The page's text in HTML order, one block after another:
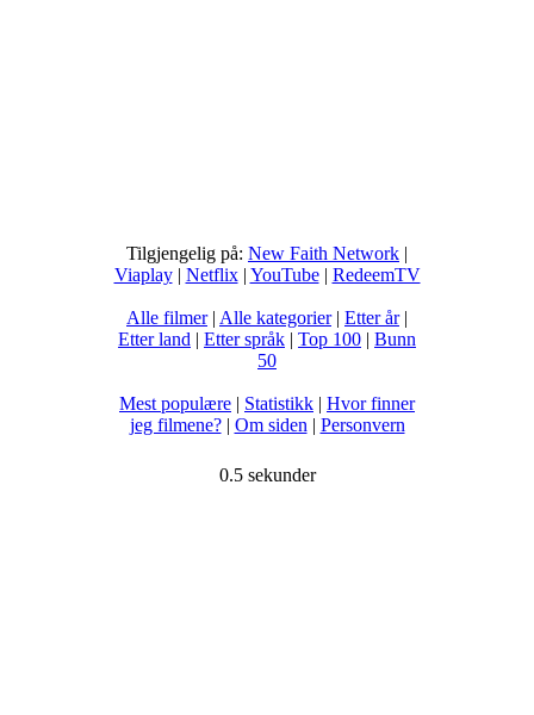
Tilgjengelig på: New Faith Network |
Viaplay| Netflix| YouTube| RedeemTV
Alle filmer| Alle kategorier| Etter år|
Etter land | Etter språk | Top 100 | Bunn
50
Mest populære | Statistikk | Hvor finner
jeg filmene?| Om siden| Personvern
0.5 sekunder